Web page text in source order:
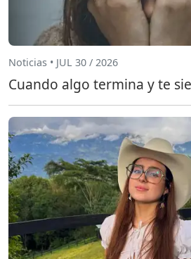
Noticias • JUL 30 / 2026
Cuando algo termina y te